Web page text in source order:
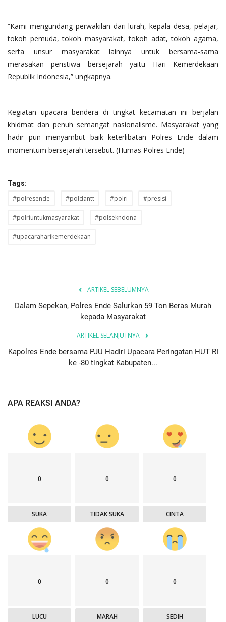
“Kami mengundang perwakilan dari lurah, kepala desa, pelajar,
tokoh pemuda, tokoh masyarakat, tokoh adat, tokoh agama,
serta unsur masyarakat lainnya untuk bersama-sama
merasakan peristiwa bersejarah yaitu Hari Kemerdekaan
Republik Indonesia,” ungkapnya.
Kegiatan upacara bendera di tingkat kecamatan ini berjalan
khidmat dan penuh semangat nasionalisme. Masyarakat yang
hadir pun menyambut baik keterlibatan Polres Ende dalam
momentum bersejarah tersebut. (Humas Polres Ende)
Tags:
#polresende #poldantt #polri #presisi
#polriuntukmasyarakat #polsekndona
#upacaraharikemerdekaan
ARTIKEL SEBELUMNYA
Dalam Sepekan, Polres Ende Salurkan 59 Ton Beras Murah
kepada Masyarakat
ARTIKEL SELANJUTNYA
Kapolres Ende bersama PJU Hadiri Upacara Peringatan HUT RI
ke -80 tingkat Kabupaten...
APA REAKSI ANDA?
0
SUKA
0
TIDAK SUKA
0
CINTA
0
LUCU
0
MARAH
0
SEDIH